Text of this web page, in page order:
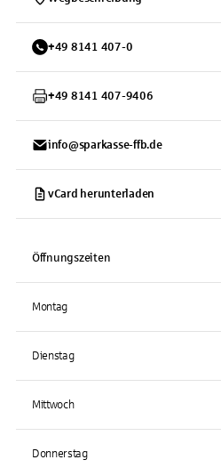
+49 8141 407-0
+49 8141 407-9406
info@sparkasse-ffb.de
vCard herunterladen
Öffnungszeiten
Montag
Dienstag
Mittwoch
Donnerstag